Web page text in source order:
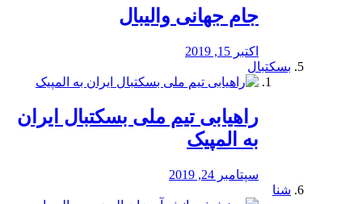
جام جهانی والیبال
اکتبر 15, 2019
بسکتبال
راهیابی تیم ملی بسکتبال ایران
به المپیک
سپتامبر 24, 2019
شنا